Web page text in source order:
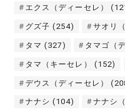
エクス（ディーセレ）
グズ子 (254) サオリ
タマ (327) タマゴ（
タマ（キーセレ） (152)
デウス（ディーセレ）
ナナシ (104) ナナシ